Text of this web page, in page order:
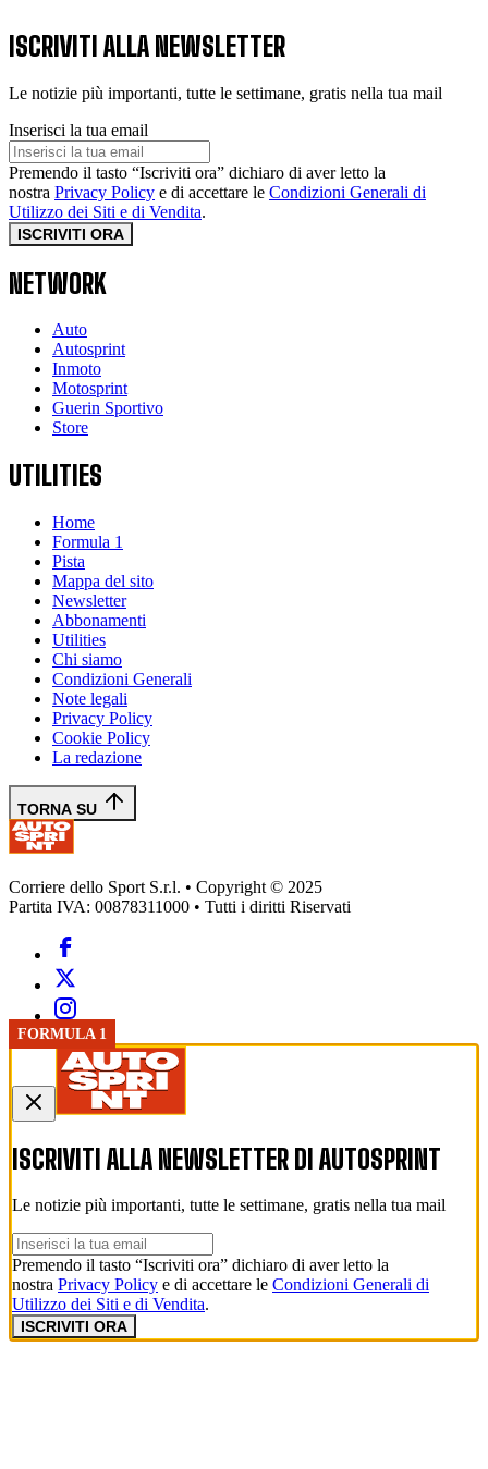
FORMULA 1
ISCRIVITI ALLA NEWSLETTER
Le notizie più importanti, tutte le settimane, gratis nella tua mail
Inserisci la tua email
Premendo il tasto “Iscriviti ora” dichiaro di aver letto la
nostra Privacy Policy e di accettare le Condizioni Generali di
Utilizzo dei Siti e di Vendita.
ISCRIVITI ORA
NETWORK
Auto
Autosprint
Inmoto
Motosprint
Guerin Sportivo
Store
UTILITIES
Home
Formula 1
Pista
Mappa del sito
Newsletter
Abbonamenti
Utilities
Chi siamo
Condizioni Generali
Note legali
Privacy Policy
Cookie Policy
La redazione
TORNA SU
Corriere dello Sport S.r.l. • Copyright © 2025
Partita IVA: 00878311000 • Tutti i diritti Riservati
ISCRIVITI ALLA NEWSLETTER DI AUTOSPRINT
Le notizie più importanti, tutte le settimane, gratis nella tua mail
Premendo il tasto “Iscriviti ora” dichiaro di aver letto la
nostra Privacy Policy e di accettare le Condizioni Generali di
Utilizzo dei Siti e di Vendita.
ISCRIVITI ORA